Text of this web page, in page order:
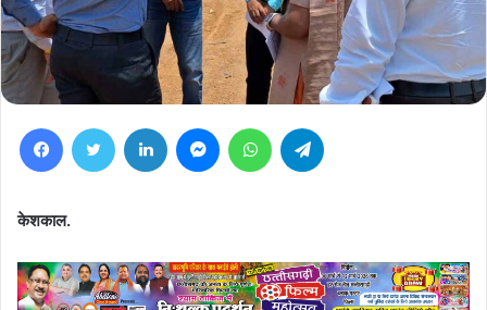
FacebookTwitter LinkedIn MessengerWhatsApp
केशकाल.